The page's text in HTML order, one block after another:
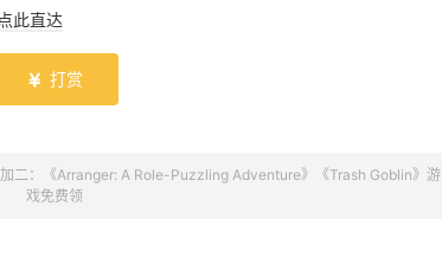
点此直达
 打赏
二：《Arranger: A Role-Puzzling Adventure》《Trash Goblin》游
戏免费领